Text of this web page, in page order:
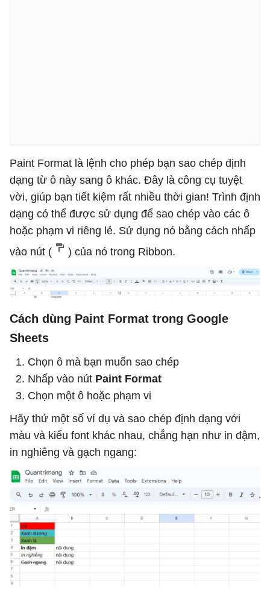
Paint Format là lệnh cho phép bạn sao chép định
dạng từ ô này sang ô khác. Đây là công cụ tuyệt
vời, giúp bạn tiết kiệm rất nhiều thời gian! Trình định
dạng có thể được sử dụng để sao chép vào các ô
hoặc phạm vi riêng lẻ. Sử dụng nó bằng cách nhấp
vào nút (
) của nó trong Ribbon.
Cách dùng Paint Format trong Google
Sheets
Chọn ô mà bạn muốn sao chép
Nhấp vào nút Paint Format
Chọn một ô hoặc phạm vi
Hãy thử một số ví dụ và sao chép định dạng với
màu và kiểu font khác nhau, chẳng hạn như in đậm,
in nghiêng và gạch ngang: